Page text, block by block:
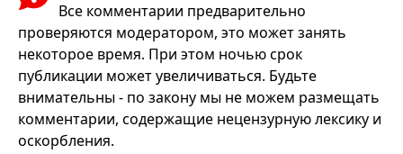
Все комментарии предварительно
проверяются модератором, это может занять
некоторое время. При этом ночью срок
публикации может увеличиваться. Будьте
внимательны - по закону мы не можем размещать
комментарии, содержащие нецензурную лексику и
оскорбления.